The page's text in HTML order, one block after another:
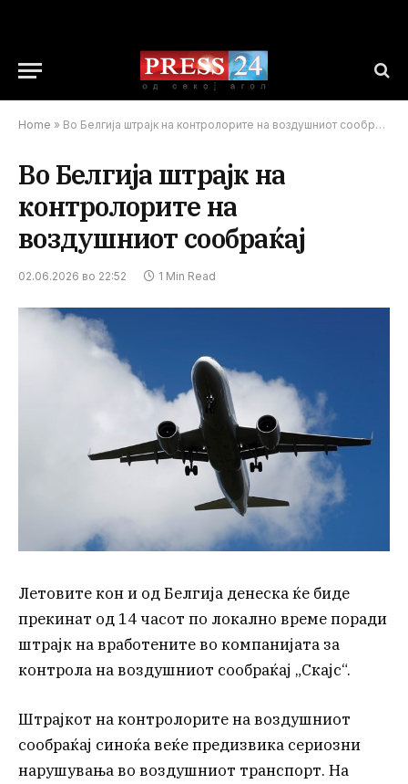
Home » Во Белгија штрајк на контролорите на воздушниот сообраќај
Во Белгија штрајк на
контролорите на
воздушниот сообраќај
02.06.2026 во 22:52 1 Min Read
Летовите кон и од Белгија денеска ќе биде
прекинат од 14 часот по локално време поради
штрајк на вработените во компанијата за
контрола на воздушниот сообраќај „Скајс“.
Штрајкот на контролорите на воздушниот
сообраќај синоќа веќе предизвика сериозни
нарушувања во воздушниот транспорт. На